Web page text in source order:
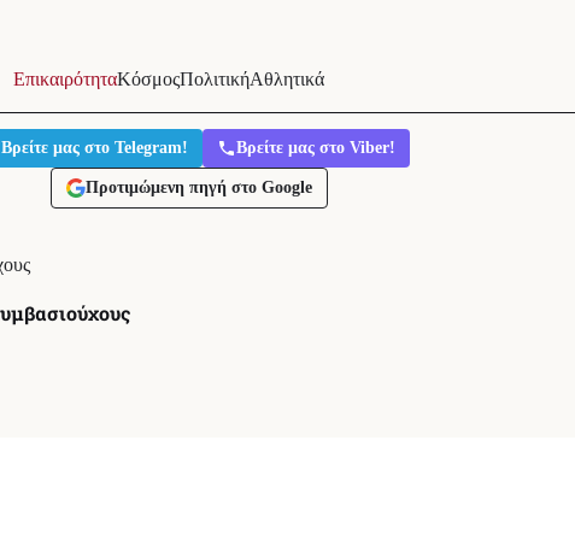
ΕπικαιρότηταΚόσμοςΠολιτικήΑθλητικά
Βρείτε μας στο Telegram! Βρείτε μας στο Viber!
Προτιμώμενη πηγή στο Google